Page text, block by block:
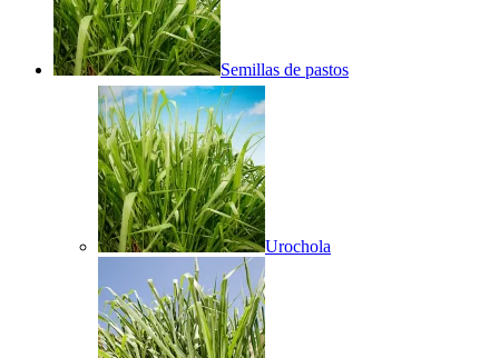
Semillas de pastos
Urochola